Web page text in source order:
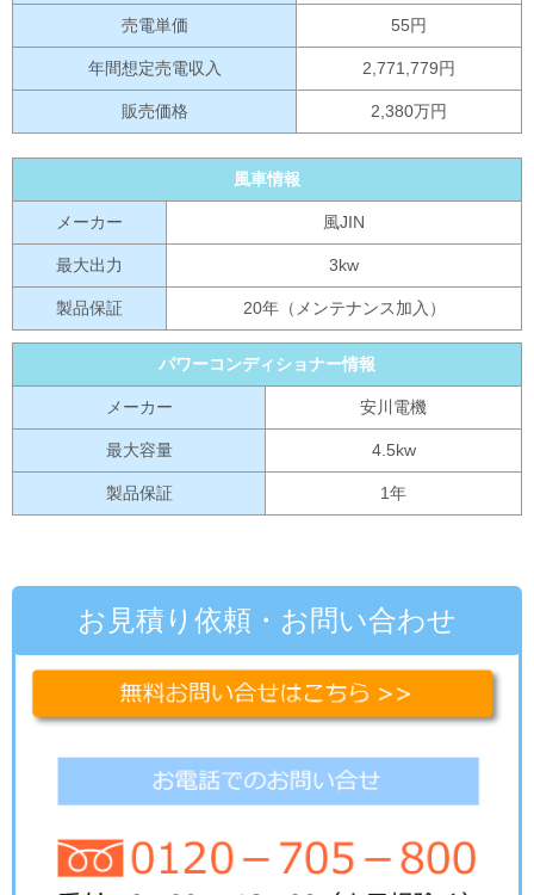
売電単価 55円
年間想定売電収入 2,771,779円
販売価格 2,380万円
風車情報
メーカー 風JIN
最大出力 3kw
製品保証 20年（メンテナンス加入）
パワーコンディショナー情報
メーカー 安川電機
最大容量 4.5kw
製品保証 1年
お見積り依頼・お問い合わせ